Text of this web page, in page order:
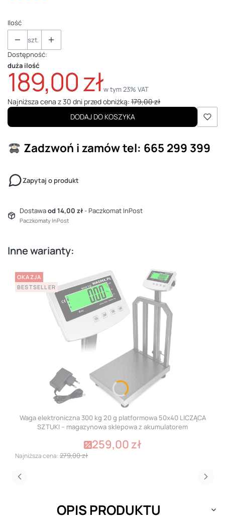
Ilość
szt.
Dostępność:
duża ilość
189,00 złw tym 23% VAT
w tym23% VAT
Najniższa cena z 30 dni przed obniżką: 179,00 zł
DODAJ DO KOSZYKA
Zadzwoń i zamówtel: 665 299 399
Zapytaj o produkt
Dostawaod 14,00 zł- Paczkomat InPost
Paczkomaty InPost
Inne warianty:
OKAZJA
BESTSELLER
Waga elektroniczna 300 kg 20 g platformowa 50x40 LICZĄCA
SZTUKI – magazynowa sklepowa z akumulatorem
Cena promocyjna
259,00 zł
Najniższa cena:279,00 zł
OPIS PRODUKTU